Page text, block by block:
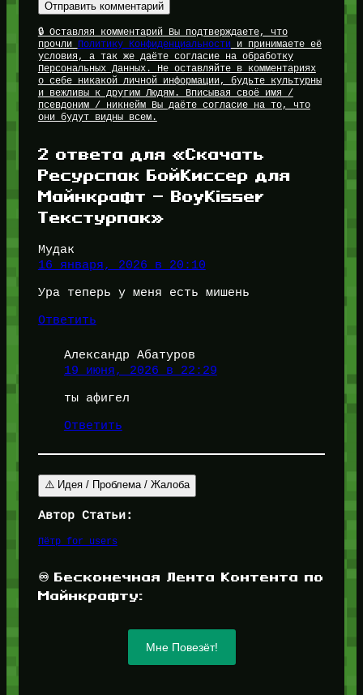
🔒 Оставляя комментарий Вы подтверждаете, что
прочли Политику Конфиденциальностии принимаете её
условия, а так же даёте согласие на обработку
Персональных Данных. Не оставляйте в комментариях
о себе никакой личной информации, будьте культурны
и вежливы к другим Людям. Вписывая своё имя /
псевдоним / никнейм Вы даёте согласие на то, что
они будут видны всем.
2 ответа для «Скачать
Ресурспак БойКиссер для
Майнкрафт — BoyKisser
Текстурпак»
Мудак
16 января, 2026 в 20:10
Ура теперь у меня есть мишень
Ответить
Александр Абатуров
19 июня, 2026 в 22:29
ты афигел
Ответить
⚠️ Идея / Проблема / Жалоба
Автор Статьи:
Пётр for_users
♾️ Бесконечная Лента Контента по
Майнкрафту:
Мне Повезёт!